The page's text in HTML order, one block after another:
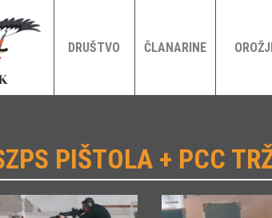
DRUŠTVO ČLANARINE
PIŠTOLA + PCC